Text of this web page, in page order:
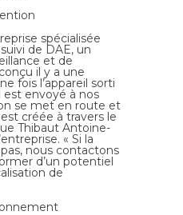
spécialisée
de DAE, un
et de
il y a une
fois l’appareil sorti
est envoyé à nos
se met en route et
créée à travers le
Thibaut Antoine-
« Si la
nous contactons
d’un potentiel
de